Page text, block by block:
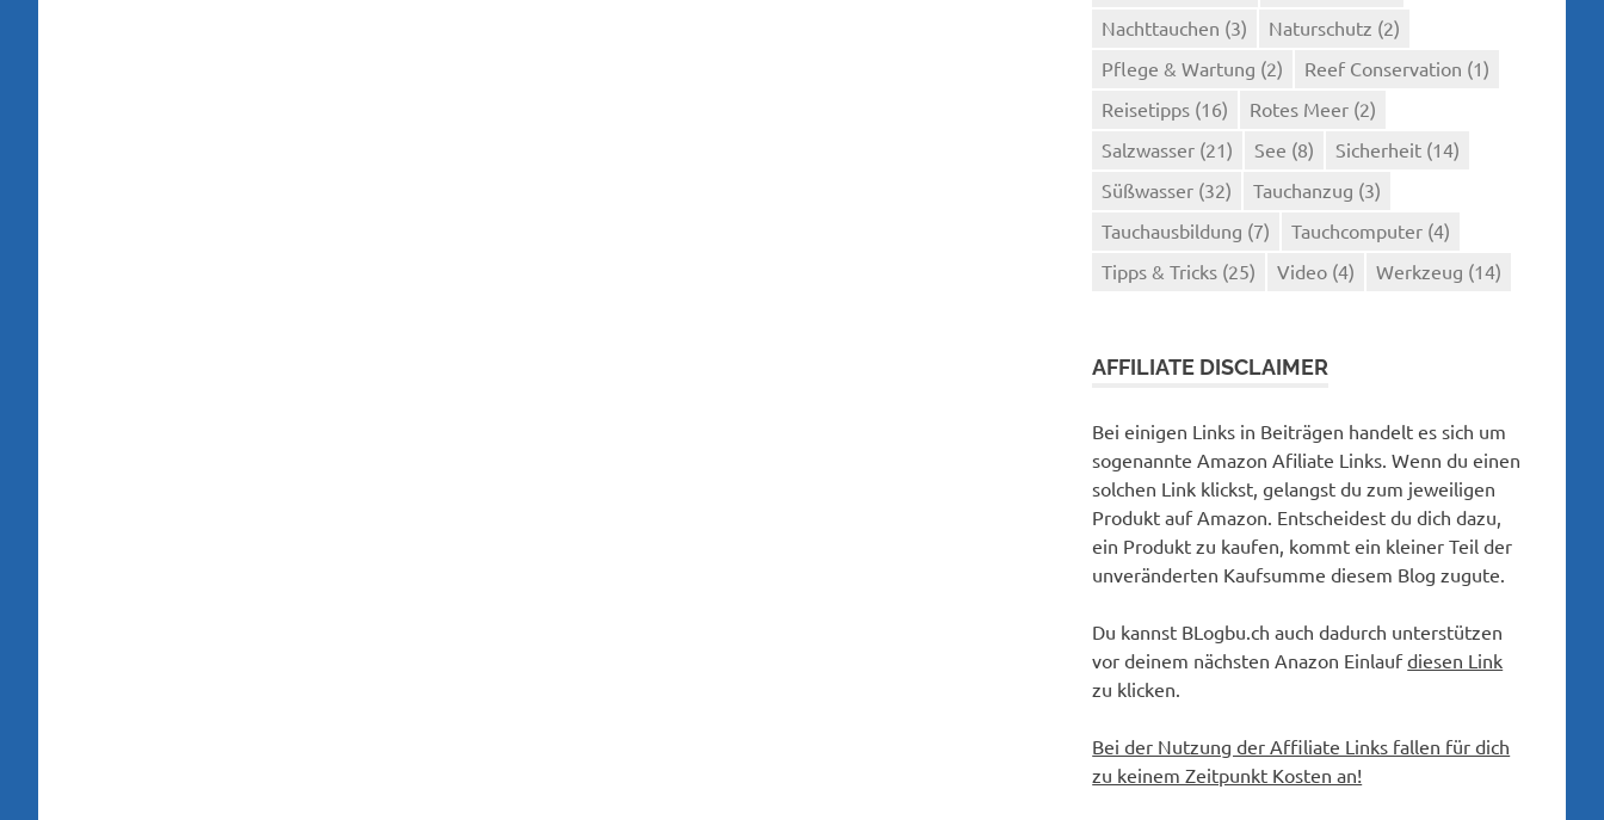
Nachttauchen (3) Naturschutz (2)
Pflege & Wartung (2) Reef Conservation (1)
Reisetipps (16) Rotes Meer (2)
Salzwasser (21) See (8) Sicherheit (14)
Süßwasser (32) Tauchanzug (3)
Tauchausbildung (7) Tauchcomputer (4)
Tipps & Tricks (25) Video (4) Werkzeug (14)
AFFILIATE DISCLAIMER
Bei einigen Links in Beiträgen handelt es sich um
sogenannte Amazon Afiliate Links. Wenn du einen
solchen Link klickst, gelangst du zum jeweiligen
Produkt auf Amazon. Entscheidest du dich dazu,
ein Produkt zu kaufen, kommt ein kleiner Teil der
unveränderten Kaufsumme diesem Blog zugute.
Du kannst BLogbu.ch auch dadurch unterstützen
vor deinem nächsten Anazon Einlaufdiesen Link
zu klicken.
Bei der Nutzung der Affiliate Links fallen für dich
zu keinem Zeitpunkt Kosten an!